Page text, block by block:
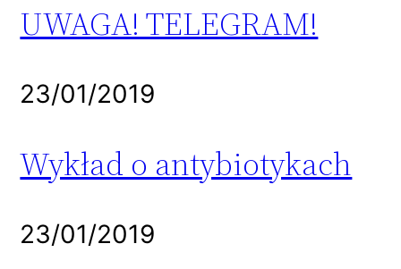
UWAGA! TELEGRAM!
23/01/2019
Wykład o antybiotykach
23/01/2019